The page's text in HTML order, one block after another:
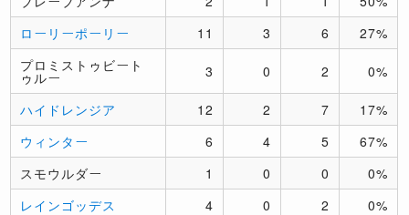
ローリーポーリー
11 3 6
27%
プロミストゥビート
ゥルー 3 0 2 0%
ハイドレンジア 12 2 7
17%
ウィンター
6 4 5
67%
スモウルダー
1 0 0
0%
レインゴッデス
4 0 2
0%